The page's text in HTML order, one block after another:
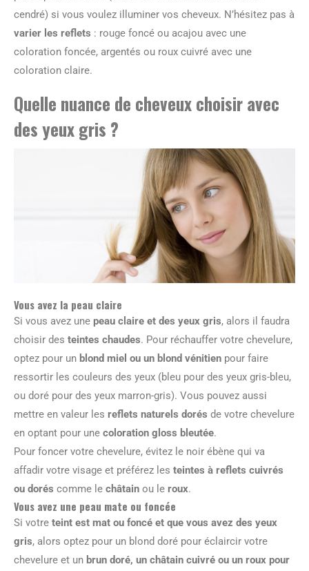
cendré) si vous voulez illuminer vos cheveux. N’hésitez pas à
varier les reflets : rouge foncé ou acajou avec une
coloration foncée, argentés ou roux cuivré avec une
coloration claire.
Quelle nuance de cheveux choisir avec
des yeux gris ?
Vous avez la peau claire
Si vous avez une peau claire et des yeux gris, alors il faudra
choisir des teintes chaudes. Pour réchauffer votre chevelure,
optez pour un blond miel ou un blond vénitien pour faire
ressortir les couleurs des yeux (bleu pour des yeux gris-bleu,
ou doré pour des yeux marron-gris). Vous pouvez aussi
mettre en valeur les reflets naturels dorés de votre chevelure
en optant pour une coloration gloss bleutée.
Pour foncer votre chevelure, évitez le noir ébène qui va
affadir votre visage et préférez les teintes à reflets cuivrés
ou dorés comme le châtain ou le roux.
Vous avez une peau mate ou foncée
Si votre teint est mat ou foncé et que vous avez des yeux
gris, alors optez pour un blond doré pour éclaircir votre
chevelure et un brun doré, un châtain cuivré ou un roux pour